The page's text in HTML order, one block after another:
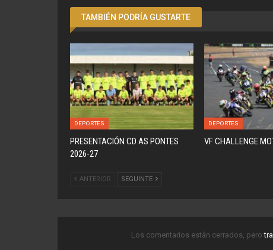
TAMBIÉN PODRÍA GUSTARTE
DEPORTES
PRESENTACIÓN CD AS PONTES
2026-27
DEPORTES
VF CHALLENGE
ANTERIOR SEGUINTE
Los comentarios están cerrados, pero